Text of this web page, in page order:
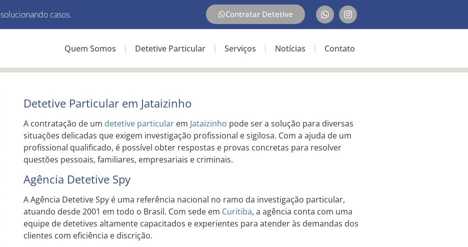
solucionando casos. Contratar Detetive
Quem Somos Detetive Particular Serviços Notícias Contato
Detetive Particular em Jataizinho
A contratação de um detetive particularem Jataizinho pode ser a solução para diversas
situações delicadas que exigem investigação profissional e sigilosa. Com a ajuda de um
profissional qualificado, é possível obter respostas e provas concretas para resolver
questões pessoais, familiares, empresariais e criminais.
Agência Detetive Spy
A Agência Detetive Spy é uma referência nacional no ramo da investigação particular,
atuando desde 2001 em todo o Brasil. Com sede em Curitiba, a agência conta com uma
equipe de detetives altamente capacitados e experientes para atender às demandas dos
clientes com eficiência e discrição.